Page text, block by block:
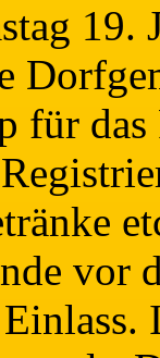
19.
für
vor